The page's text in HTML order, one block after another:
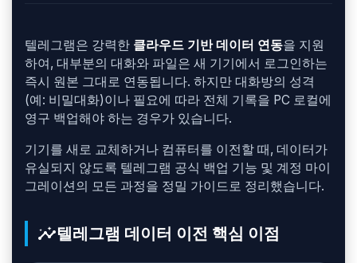
텔레그램은 강력한 클라우드 기반 데이터 연동을 지원
하여, 대부분의 대화와 파일은 새 기기에서 로그인하는
즉시 원본 그대로 연동됩니다. 하지만 대화방의 성격
(예: 비밀대화)이나 필요에 따라 전체 기록을 PC 로컬에
영구 백업해야 하는 경우가 있습니다.
기기를 새로 교체하거나 컴퓨터를 이전할 때, 데이터가
유실되지 않도록 텔레그램 공식 백업 기능 및 계정 마이
그레이션의 모든 과정을 정밀 가이드로 정리했습니다.
insights텔레그램 데이터 이전 핵심 이점